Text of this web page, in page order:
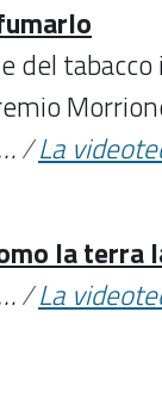
del
/La
la terra
/La